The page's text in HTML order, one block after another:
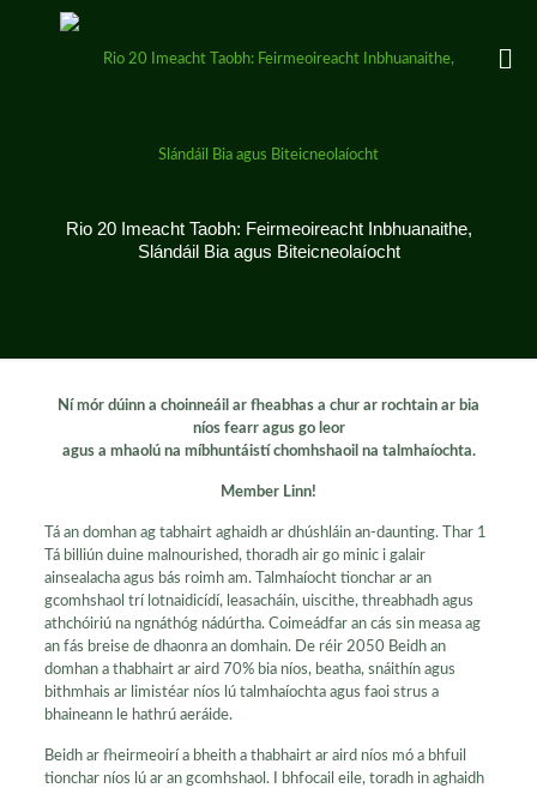
Rio 20 Imeacht Taobh: Feirmeoireacht Inbhuanaithe,
Slándáil Bia agus Biteicneolaíocht
Ní mór dúinn a choinneáil ar fheabhas a chur ar rochtain ar bia
níos fearr agus go leor
agus a mhaolú na míbhuntáistí chomhshaoil ​​na talmhaíochta.
Member Linn!
Tá an domhan ag tabhairt aghaidh ar dhúshláin an-daunting. Thar 1
Tá billiún duine malnourished, thoradh air go minic i galair
ainsealacha agus bás roimh am. Talmhaíocht tionchar ar an
gcomhshaol trí lotnaidicídí, leasacháin, uiscithe, threabhadh agus
athchóiriú na ngnáthóg nádúrtha. Coimeádfar an cás sin measa ag
an fás breise de dhaonra an domhain. De réir 2050 Beidh an
domhan a thabhairt ar aird 70% bia níos, beatha, snáithín agus
bithmhais ar limistéar níos lú talmhaíochta agus faoi strus a
bhaineann le hathrú aeráide.
Beidh ar fheirmeoirí a bheith a thabhairt ar aird níos mó a bhfuil
tionchar níos lú ar an gcomhshaol. I bhfocail eile, toradh in aghaidh